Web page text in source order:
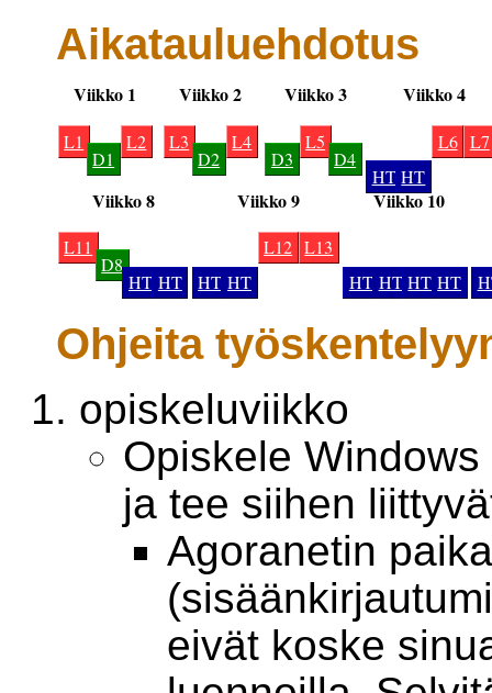
Aikatauluehdotus
Viikko 1
L1
D1
L2
Viikko 2
L3
D2
L4
Viikko 3
D3
L5
D4
Viikko 4
HT HT
L6 L7
Viikko 8
L11
D8
HT HT
Viikko 9
HT HT
L12 L13
Viikko 10
HT HT HT HT
Ohjeita
opiskeluviikko
Opiskele
ja tee siihen
Agoranetin
eivät koske